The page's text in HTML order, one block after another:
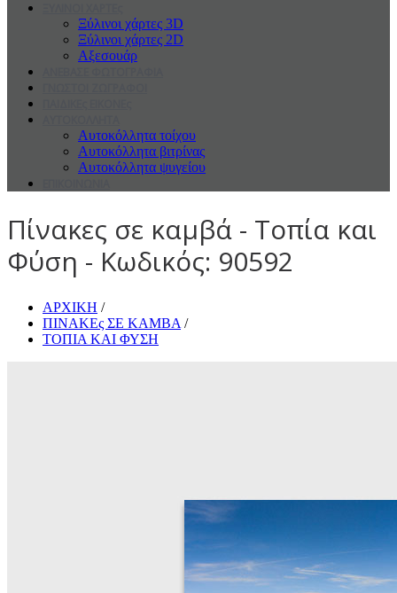
Ξύλινοι χάρτες 3D
Ξύλινοι χάρτες 2D
Αξεσουάρ
Αυτοκόλλητα τοίχου
Αυτοκόλλητα βιτρίνας
Αυτοκόλλητα ψυγείου
Πίνακες σε καμβά - Τοπία και
Φύση - Κωδικός: 90592
ΑΡΧΙΚΗ /
ΠΙΝΑΚΕς ΣΕ ΚΑΜΒΑ /
ΤΟΠΙΑ ΚΑΙ ΦΥΣΗ